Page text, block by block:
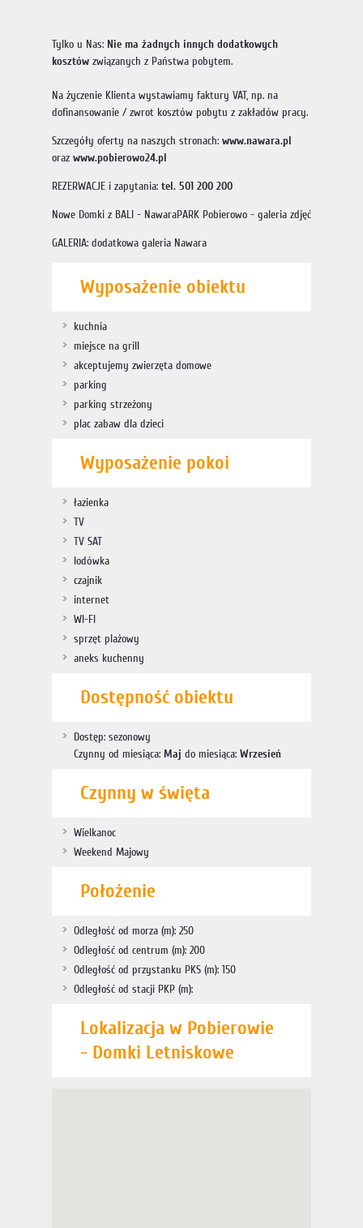
Tylko u Nas: Nie ma żadnych innych dodatkowych
kosztów związanych z Państwa pobytem.
Na życzenie Klienta wystawiamy faktury VAT, np. na
dofinansowanie / zwrot kosztów pobytu z zakładów pracy.
Szczegóły oferty na naszych stronach: www.nawara.pl
oraz www.pobierowo24.pl
REZERWACJE i zapytania: tel. 501 200 200
Nowe Domki z BALI - NawaraPARK Pobierowo - galeria zdjęć
GALERIA: dodatkowa galeria Nawara
Wyposażenie obiektu
kuchnia
miejsce na grill
akceptujemy zwierzęta domowe
parking
parking strzeżony
plac zabaw dla dzieci
Wyposażenie pokoi
łazienka
TV
TV SAT
lodówka
czajnik
internet
WI-FI
sprzęt plażowy
aneks kuchenny
Dostępność obiektu
Dostęp: sezonowy
Czynny od miesiąca: Maj do miesiąca: Wrzesień
Czynny w święta
Wielkanoc
Weekend Majowy
Położenie
Odległość od morza (m): 250
Odległość od centrum (m): 200
Odległość od przystanku PKS (m): 150
Odległość od stacji PKP (m):
Lokalizacja w Pobierowie
- Domki Letniskowe